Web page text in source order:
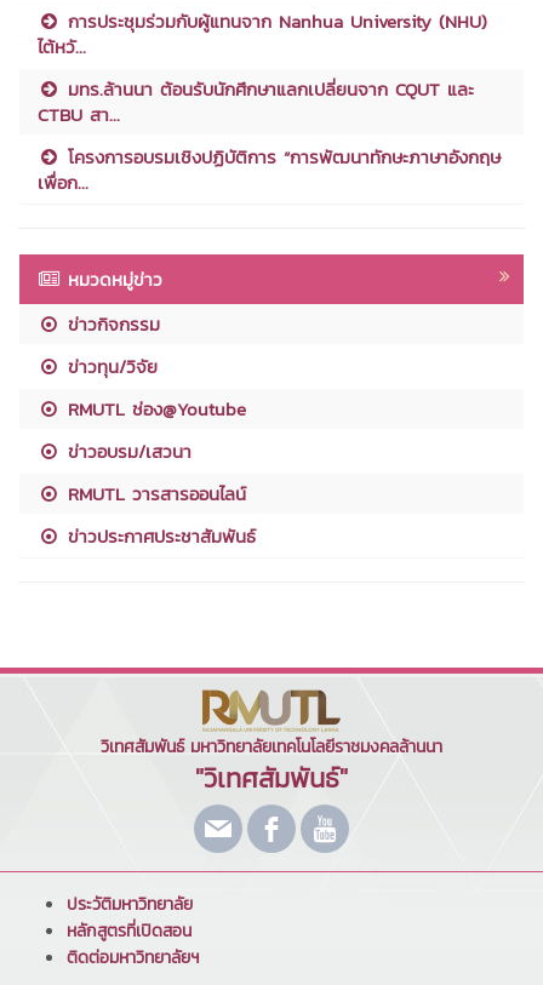
การประชุมร่วมกับผู้แทนจาก Nanhua University (NHU)
ไต้หวั...
มทร.ล้านนา ต้อนรับนักศึกษาแลกเปลี่ยนจาก CQUT และ
CTBU สา...
โครงการอบรมเชิงปฏิบัติการ “การพัฒนาทักษะภาษาอังกฤษ
เพื่อก...
หมวดหมู่ข่าว
ข่าวกิจกรรม
ข่าวทุน/วิจัย
RMUTL ช่อง@Youtube
ข่าวอบรม/เสวนา
RMUTL วารสารออนไลน์
ข่าวประกาศประชาสัมพันธ์
วิเทศสัมพันธ์ มหาวิทยาลัยเทคโนโลยีราชมงคลล้านนา
"วิเทศสัมพันธ์"
ประวัติมหาวิทยาลัย
หลักสูตรที่เปิดสอน
ติดต่อมหาวิทยาลัยฯ